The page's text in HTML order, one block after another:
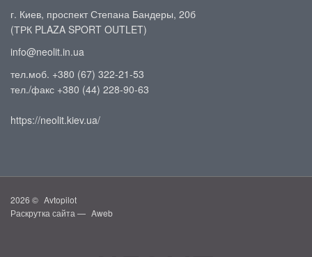
г. Киев, проспект Степана Бандеры, 20б
(ТРК PLAZA SPORT OUTLET)
info@neolit.in.ua
тел.моб. +380 (67) 322-21-53
тел./факс +380 (44) 228-90-63
https://neolit.kiev.ua/
2026 © Avtopilot
Раскрутка сайта — Aweb